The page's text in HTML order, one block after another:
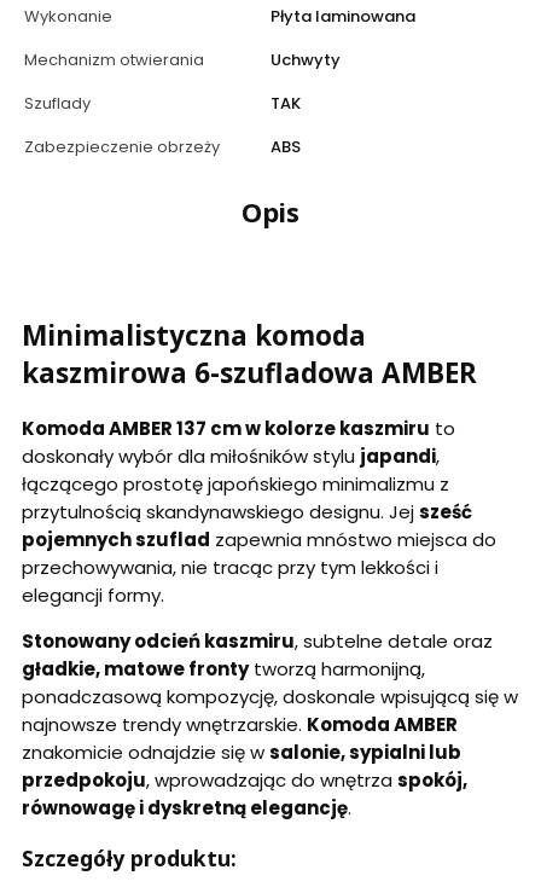
Wykonanie
Płyta laminowana
Mechanizm otwierania
Uchwyty
Szuflady
TAK
Zabezpieczenie obrzeży
ABS
Opis
Minimalistyczna komoda
kaszmirowa 6-szufladowa AMBER
Komoda AMBER 137 cm w kolorze kaszmiru to
doskonały wybór dla miłośników stylu japandi,
łączącego prostotę japońskiego minimalizmu z
przytulnością skandynawskiego designu. Jejsześć
pojemnych szuflad zapewnia mnóstwo miejsca do
przechowywania, nie tracąc przy tym lekkości i
elegancji formy.
Stonowany odcień kaszmiru, subtelne detale oraz
gładkie, matowe frontytworzą harmonijną,
ponadczasową kompozycję, doskonale wpisującą się w
najnowsze trendy wnętrzarskie. Komoda AMBER
znakomicie odnajdzie się wsalonie, sypialni lub
przedpokoju, wprowadzając do wnętrza spokój,
równowagę i dyskretną elegancję.
Szczegóły produktu: